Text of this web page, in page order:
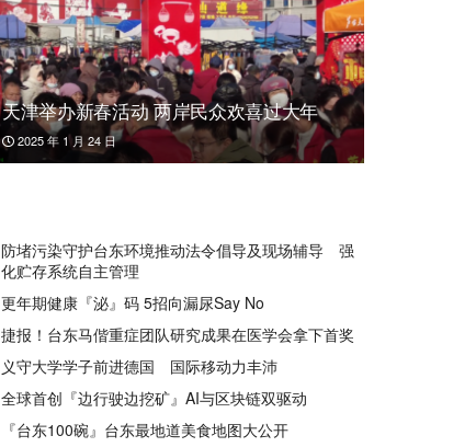
天津举办新春活动 两岸民众欢喜过大年
2025 年 1 月 24 日
防堵污染守护台东环境推动法令倡导及现场辅导 强
化贮存系统自主管理
更年期健康『泌』码 5招向漏尿Say No
捷报！台东马偕重症团队研究成果在医学会拿下首奖
义守大学学子前进德国 国际移动力丰沛
全球首创『边行驶边挖矿』AI与区块链双驱动
『台东100碗』台东最地道美食地图大公开